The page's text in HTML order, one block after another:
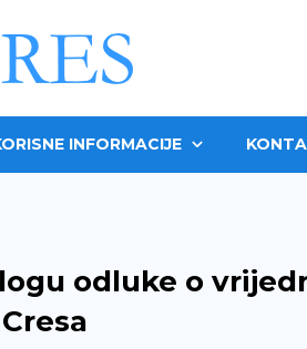
INFORMACIJE
odluke o